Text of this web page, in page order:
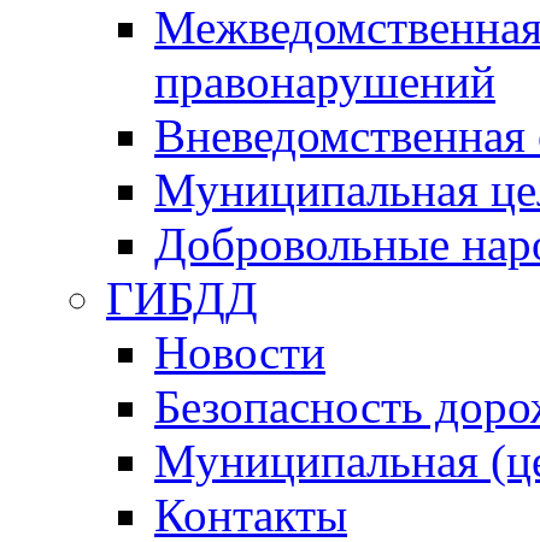
правонарушений
Вневедомственная
Муниципальная
Добровольные
ГИБДД
Новости
Безопасность
Муниципальная
Контакты